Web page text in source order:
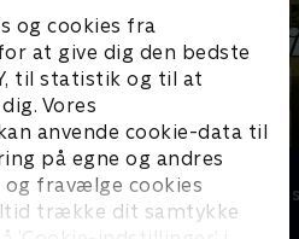
og cookies fra
at give dig den bedste
til statistik og til at
Vores
anvende cookie-data til
på egne og andres
fravælge cookies
trække dit samtykke
Oiii-dyrene
Børneserier • 1